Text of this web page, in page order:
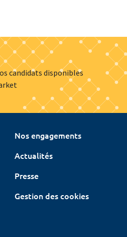
candidats disponibles
Nos engagements
Actualités
Presse
Gestion des cookies